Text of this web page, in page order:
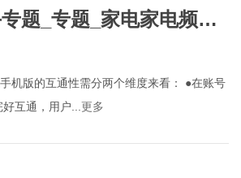
题_专题_家电家电频道_
网
机版的互通性需分两个维度来看： ●在账号
互通，用户... 更多